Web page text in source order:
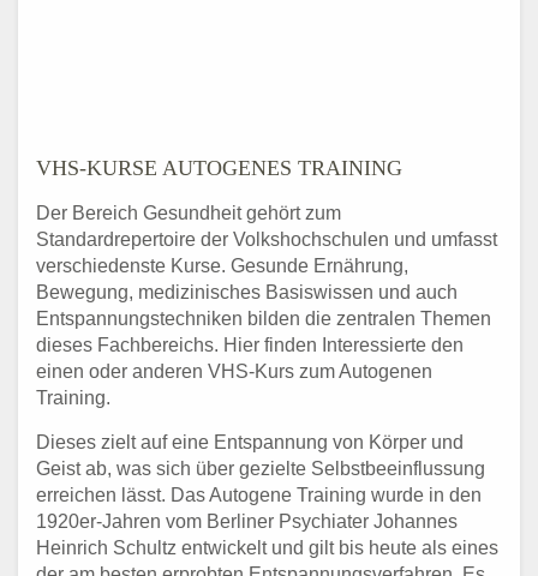
VHS-KURSE AUTOGENES TRAINING
Der Bereich Gesundheit gehört zum
Standardrepertoire der Volkshochschulen und umfasst
verschiedenste Kurse. Gesunde Ernährung,
Bewegung, medizinisches Basiswissen und auch
Entspannungstechniken bilden die zentralen Themen
dieses Fachbereichs. Hier finden Interessierte den
einen oder anderen VHS-Kurs zum Autogenen
Training.
Dieses zielt auf eine Entspannung von Körper und
Geist ab, was sich über gezielte Selbstbeeinflussung
erreichen lässt. Das Autogene Training wurde in den
1920er-Jahren vom Berliner Psychiater Johannes
Heinrich Schultz entwickelt und gilt bis heute als eines